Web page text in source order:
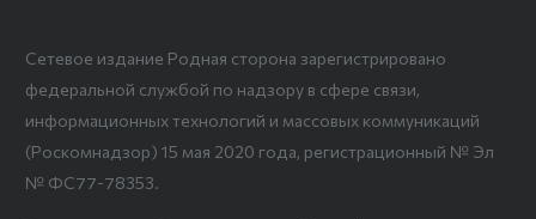
Сетевое издание Родная сторона зарегистрировано
федеральной службой по надзору в сфере связи,
информационных технологий и массовых коммуникаций
(Роскомнадзор) 15 мая 2020 года, регистрационный № Эл
№ ФС77-78353.